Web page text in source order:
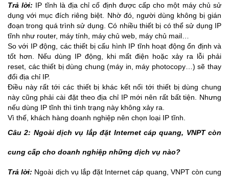
Trả lời: IP tĩnh là địa chỉ cố định được cấp cho một máy chủ sử
dụng với mục đích riêng biệt. Nhờ đó, người dùng không bị gián
đoạn trong quá trình sử dụng. Có nhiều thiết bị có thể sử dụng IP
tĩnh như router, máy tính, máy chủ web, máy chủ mail…
So với IP động, các thiết bị cấu hình IP tĩnh hoạt động ổn định và
tốt hơn. Nếu dùng IP động, khi mất điện hoặc xảy ra lỗi phải
reset, các thiết bị dùng chung (máy in, máy photocopy…) sẽ thay
đổi địa chỉ IP.
Điều này rất tới các thiết bị khác kết nối tới thiết bị dùng chung
này cũng phải cài đặt theo địa chỉ IP mới nên rất bất tiện. Nhưng
nếu dùng IP tĩnh thì tình trạng này không xảy ra.
Vì thế, khách hàng doanh nghiệp nên chọn loại IP tĩnh.
Câu 2: Ngoài dịch vụ lắp đặt Internet cáp quang, VNPT còn
cung cấp cho doanh nghiệp những dịch vụ nào?
Trả lời: Ngoài dịch vụ lắp đặt Internet cáp quang, VNPT còn cung